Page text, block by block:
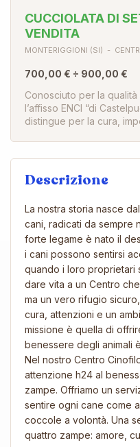
CUCCIOLATA DI
VENDITA
MONTERIGGIONI (SI)
700,00 € ÷ 900,00 €
Conosciuto per la
l’affisso ENCI “di
distingue per la cura,
Descrizione
La nostra storia nasce
cani, radicati da sempre
forte legame è nato il
i cani possono sentirsi
quando i loro proprietari
dare vita a un Centro
ma un vero rifugio
cura, attenzioni e un
missione è quella di
benessere degli animali
Nel nostro Centro
attenzione h24 al
zampe. Offriamo un
sentire ogni cane come
coccole a volontà. Una
quattro zampe: amore,